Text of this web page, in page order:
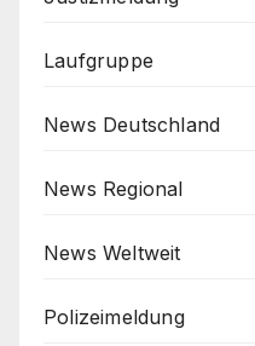
Laufgruppe
News Deutschland
News Regional
News Weltweit
Polizeimeldung